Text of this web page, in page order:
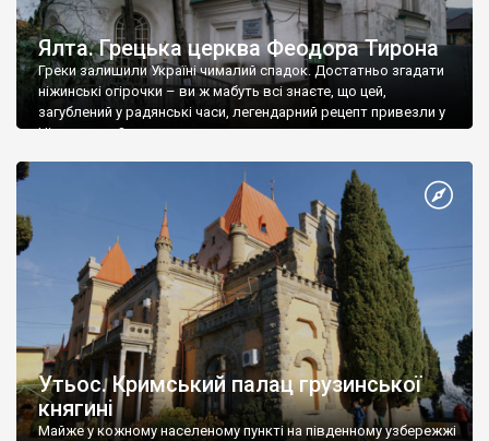
Ялта. Грецька церква Феодора Тирона
Греки залишили Україні чималий спадок. Достатньо згадати
ніжинські огірочки – ви ж мабуть всі знаєте, що цей,
загублений у радянські часи, легендарний рецепт привезли у
Ніжин греки?
Утьос. Кримський палац грузинської
княгині
Майже у кожному населеному пункті на південному узбережжі